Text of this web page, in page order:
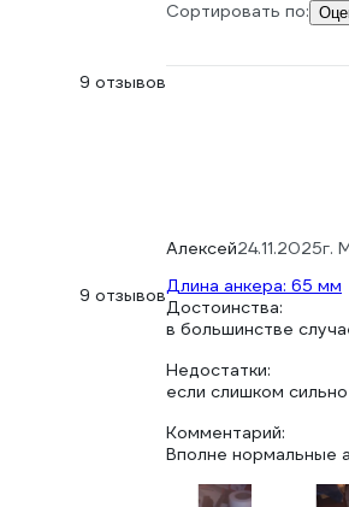
9 отзывов
9 отзывов
Сортировать по:
Алексей24.11.2025г.
Длина анкера: 65 мм
Достоинства:
в большинстве
Недостатки:
если слишком
Комментарий:
Вполне нормальные